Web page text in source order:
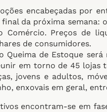
encabeçadas por
da próxima semana:
Comércio. Preços de
de consumidores.
Queima de Estoque
em torno de 45 lojas
jovens e adultos,
enxovais em geral,
encontram-se em